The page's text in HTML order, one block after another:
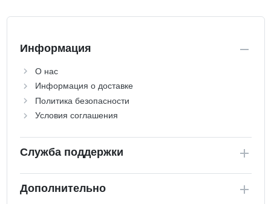
Информация
О нас
Информация о доставке
Политика безопасности
Условия соглашения
Служба поддержки
Дополнительно